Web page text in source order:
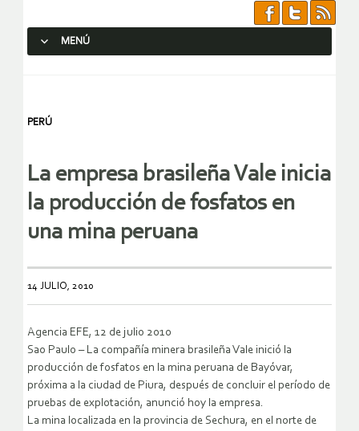
MENÚ
PERÚ
La empresa brasileña Vale inicia
la producción de fosfatos en
una mina peruana
14 JULIO, 2010
Agencia EFE, 12 de julio 2010
Sao Paulo – La compañía minera brasileña Vale inició la
producción de fosfatos en la mina peruana de Bayóvar,
próxima a la ciudad de Piura, después de concluir el período de
pruebas de explotación, anunció hoy la empresa.
La mina localizada en la provincia de Sechura, en el norte de